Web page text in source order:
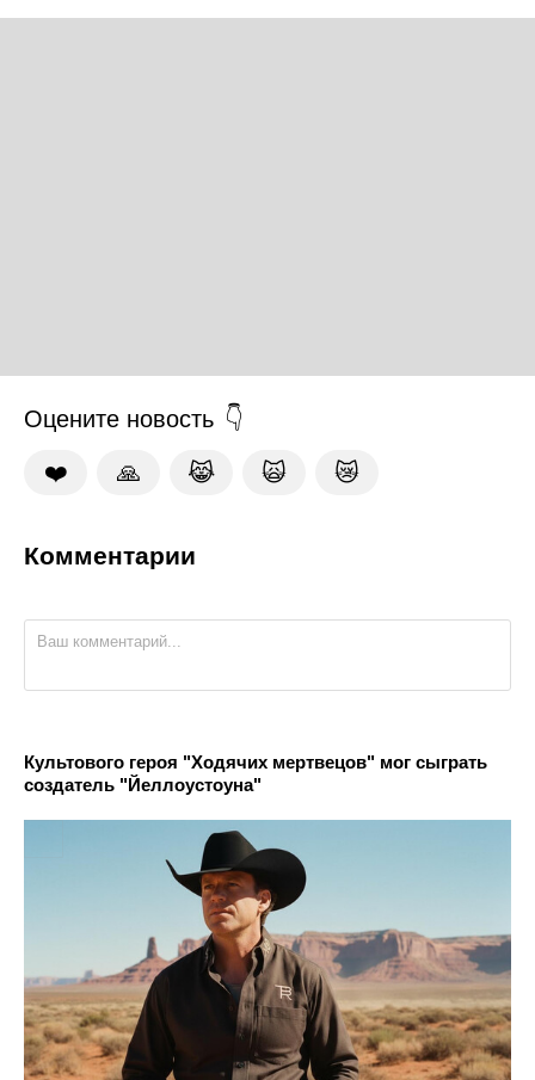
Оцените новость
❤️ 🙏 😹 🙀 😿
Комментарии
Культового героя "Ходячих мертвецов" мог сыграть
создатель "Йеллоустоуна"